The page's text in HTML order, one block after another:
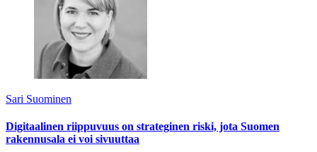
Sari Suominen
Digitaalinen riippuvuus on strateginen riski, jota Suomen
rakennusala ei voi sivuuttaa